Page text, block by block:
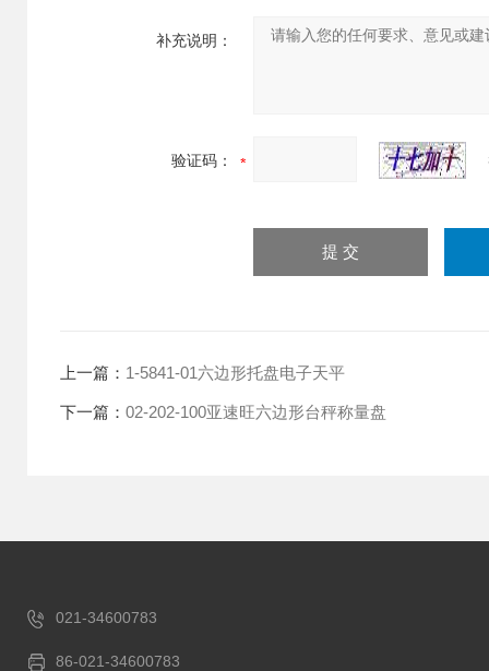
补充说明：
验证码：
上一篇： 1-5841-01六边形托盘电子天平
下一篇： 02-202-100亚速旺六边形台秤称量盘
021-34600783
86-021-34600783